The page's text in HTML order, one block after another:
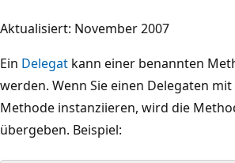
Aktualisiert: November 2007
Ein Delegat kann einer benannten
werden. Wenn Sie einen Delegaten
Methode instanziieren, wird die
übergeben. Beispiel: